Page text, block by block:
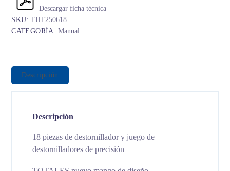
Descargar ficha técnica
SKU:THT250618
CATEGORÍA:Manual
Descripción
Descripción
18 piezas de destornillador y juego de
destornilladores de precisión